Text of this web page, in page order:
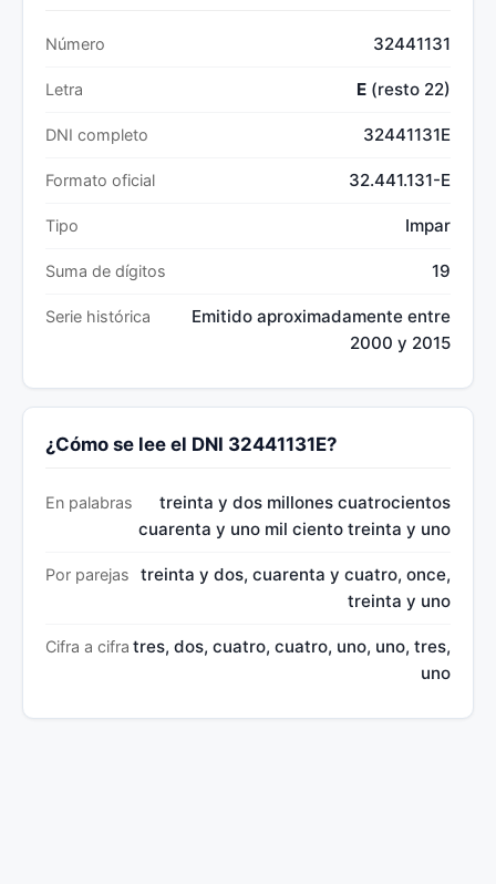
Número 32441131
Letra E (resto 22)
DNI completo 32441131E
Formato oficial 32.441.131-E
Tipo Impar
Suma de dígitos 19
Serie histórica
Emitido aproximadamente entre
2000 y 2015
¿Cómo se lee el DNI 32441131E?
En palabras
treinta y dos millones cuatrocientos
cuarenta y uno mil ciento treinta y uno
Por parejas
treinta y dos, cuarenta y cuatro, once,
treinta y uno
Cifra a cifra tres, dos, cuatro, cuatro, uno, uno, tres,
uno